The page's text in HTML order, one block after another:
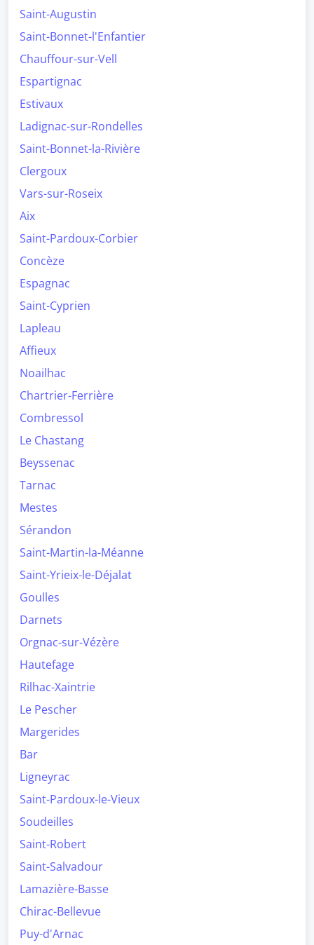
Saint-Augustin
Saint-Bonnet-l'Enfantier
Chauffour-sur-Vell
Espartignac
Estivaux
Ladignac-sur-Rondelles
Saint-Bonnet-la-Rivière
Clergoux
Vars-sur-Roseix
Aix
Saint-Pardoux-Corbier
Concèze
Espagnac
Saint-Cyprien
Lapleau
Affieux
Noailhac
Chartrier-Ferrière
Combressol
Le Chastang
Beyssenac
Tarnac
Mestes
Sérandon
Saint-Martin-la-Méanne
Saint-Yrieix-le-Déjalat
Goulles
Darnets
Orgnac-sur-Vézère
Hautefage
Rilhac-Xaintrie
Le Pescher
Margerides
Bar
Ligneyrac
Saint-Pardoux-le-Vieux
Soudeilles
Saint-Robert
Saint-Salvadour
Lamazière-Basse
Chirac-Bellevue
Puy-d'Arnac